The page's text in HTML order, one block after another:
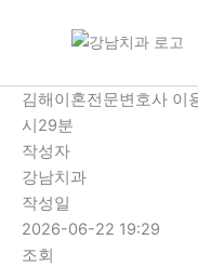
로 김해이혼전문변호사 이
시29분
작성자
강남치과
작성일
2026-06-22 19:29
조회